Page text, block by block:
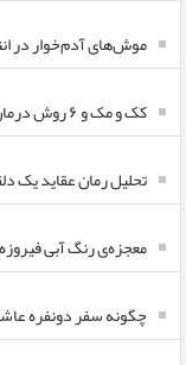
موش‌های آدم‌خوار در
کک و مک و ۶ روش درمان آن
تحلیل رمان عقاید یک
معجزه‌ی رنگ آبی
چگونه سفر دونفره